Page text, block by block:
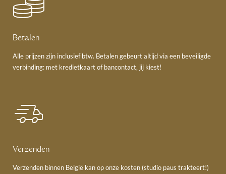
Betalen
Alle prijzen zijn inclusief btw. Betalen gebeurt altijd via een beveiligde
verbinding: met kredietkaart of bancontact, jij kiest!
Verzenden
Verzenden binnen België kan op onze kosten (studio paus trakteert!)